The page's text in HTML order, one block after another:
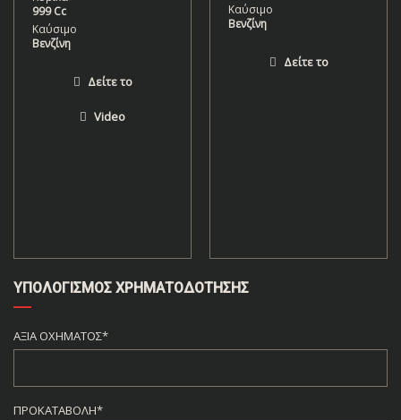
Καύσιμο
Βενζίνη
Καύσιμο
Πετρέλαιο
Δείτε το
ΥΠΟΛΟΓΙΣΜΌΣ ΧΡΗΜΑΤΟΔΌΤΗΣΗΣ
ΑΞΊΑ ΟΧΉΜΑΤΟΣ*
ΠΡΟΚΑΤΑΒΟΛΉ*